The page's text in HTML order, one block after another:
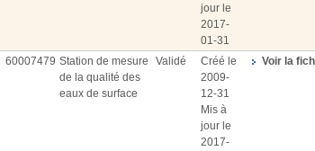
jour le
2017-
01-31
60007479 Station de mesure
de la qualité des
eaux de surface
Validé
Créé le
2009-
12-31
Mis à
jour le
2017-
Voir la